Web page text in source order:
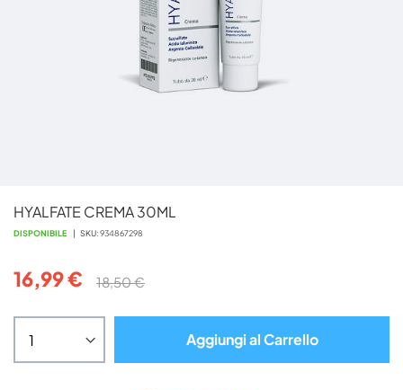
HYALFATE CREMA 30ML
DISPONIBILE SKU 934867298
16,99 € 18,50 €
Aggiungi al Carrello
all'inizio
della
immagini